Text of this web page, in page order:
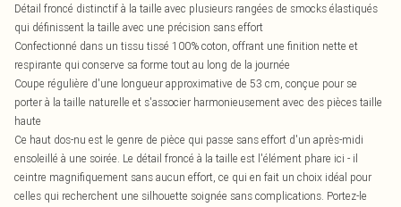
Détail froncé distinctif à la taille avec plusieurs rangées de smocks élastiqués
qui définissent la taille avec une précision sans effort
Confectionné dans un tissu tissé 100% coton, offrant une finition nette et
respirante qui conserve sa forme tout au long de la journée
Coupe régulière d'une longueur approximative de 53 cm, conçue pour se
porter à la taille naturelle et s'associer harmonieusement avec des pièces taille
haute
Ce haut dos-nu est le genre de pièce qui passe sans effort d'un après-midi
ensoleillé à une soirée. Le détail froncé à la taille est l'élément phare ici - il
ceintre magnifiquement sans aucun effort, ce qui en fait un choix idéal pour
celles qui recherchent une silhouette soignée sans complications. Portez-le